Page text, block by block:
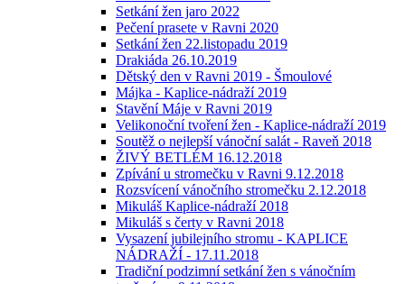
Setkání žen jaro 2022
Pečení prasete v Ravni 2020
Setkání žen 22.listopadu 2019
Drakiáda 26.10.2019
Dětský den v Ravni 2019 - Šmoulové
Májka - Kaplice-nádraží 2019
Stavění Máje v Ravni 2019
Velikonoční tvoření žen - Kaplice-nádraží 2019
Soutěž o nejlepší vánoční salát - Raveň 2018
ŽIVÝ BETLÉM 16.12.2018
Zpívání u stromečku v Ravni 9.12.2018
Rozsvícení vánočního stromečku 2.12.2018
Mikuláš Kaplice-nádraží 2018
Mikuláš s čerty v Ravni 2018
Vysazení jubilejního stromu - KAPLICE
NÁDRAŽÍ - 17.11.2018
Tradiční podzimní setkání žen s vánočním